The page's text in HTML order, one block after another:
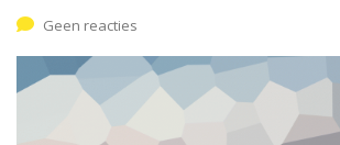
Geen reacties